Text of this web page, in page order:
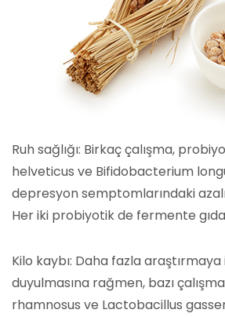
Ruh sağlığı: Birkaç çalışma,
helveticus ve Bifidobacterium
depresyon semptomlarındaki
Her iki probiyotik de fermente
Kilo kaybı: Daha fazla
duyulmasına rağmen, bazı
rhamnosus ve Lactobacillus